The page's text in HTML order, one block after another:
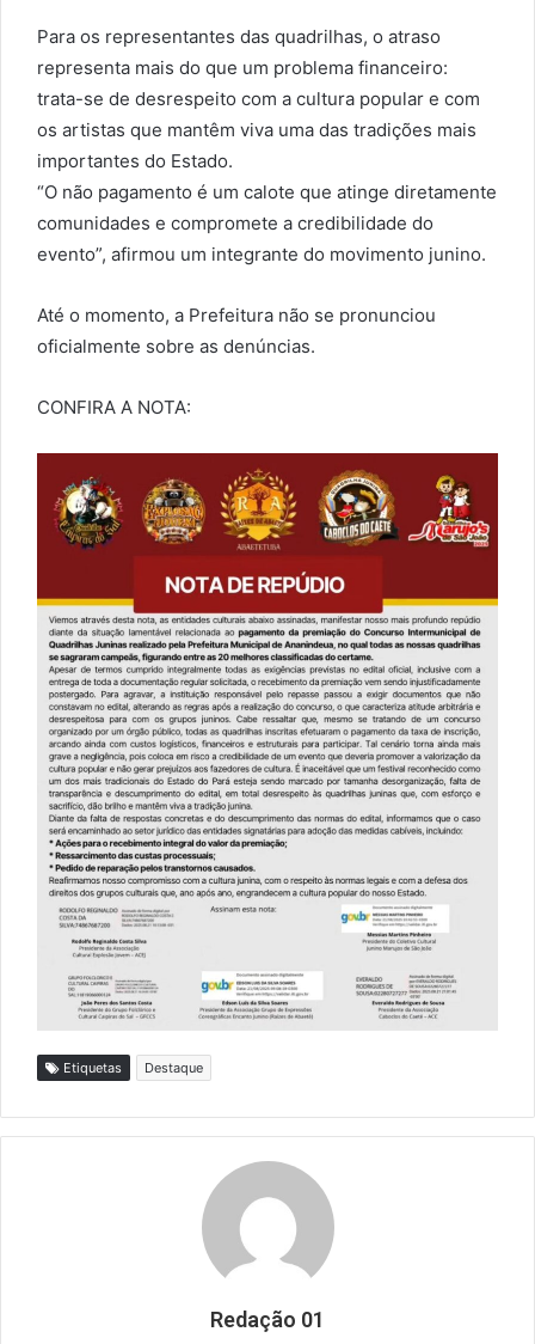
Para os representantes das quadrilhas, o atraso
representa mais do que um problema financeiro:
trata-se de desrespeito com a cultura popular e com
os artistas que mantêm viva uma das tradições mais
importantes do Estado.
“O não pagamento é um calote que atinge diretamente
comunidades e compromete a credibilidade do
evento”, afirmou um integrante do movimento junino.
Até o momento, a Prefeitura não se pronunciou
oficialmente sobre as denúncias.
CONFIRA A NOTA:
Etiquetas Destaque
Redação 01